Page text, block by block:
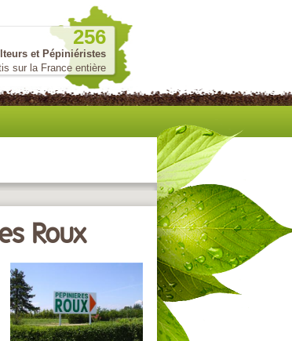
256
et Pépiniéristes
sur la France entière
Roux